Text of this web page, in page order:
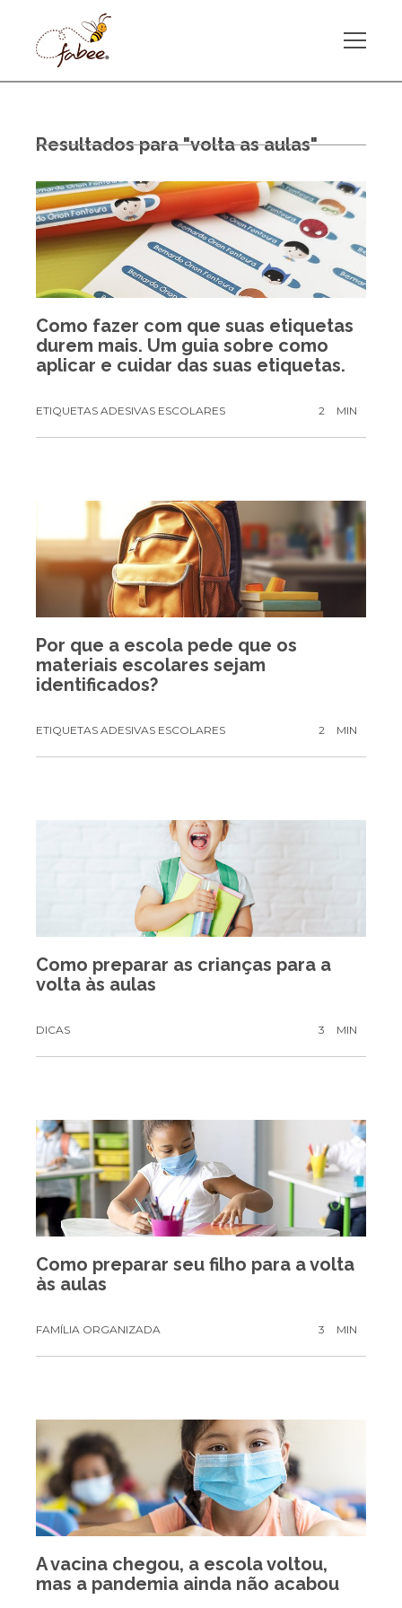
Resultados para "volta as aulas"
Como fazer com que suas etiquetas
durem mais. Um guia sobre como
aplicar e cuidar das suas etiquetas.
ETIQUETAS ADESIVAS ESCOLARES 2 MIN
Por que a escola pede que os
materiais escolares sejam
identificados?
ETIQUETAS ADESIVAS ESCOLARES 2 MIN
Como preparar as crianças para a
volta às aulas
DICAS 3 MIN
Como preparar seu filho para a volta
às aulas
FAMÍLIA ORGANIZADA 3 MIN
A vacina chegou, a escola voltou,
mas a pandemia ainda não acabou